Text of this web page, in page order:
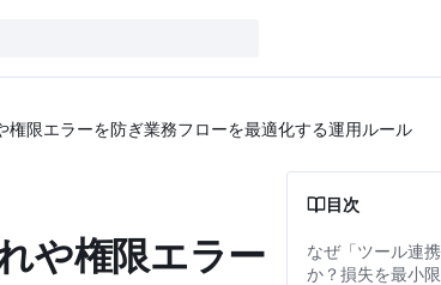
限エラーを防ぎ業務フローを最適化する運用ルール
や権限エラー
目次
なぜ「ツール連
か？損失を最小